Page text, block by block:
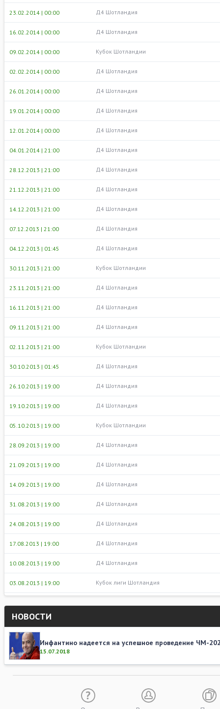
23.02.2014 | 00:00 Д4 Шотландия
16.02.2014 | 00:00 Д4 Шотландия
09.02.2014 | 00:00 Кубок Шотландии
02.02.2014 | 00:00 Д4 Шотландия
26.01.2014 | 00:00 Д4 Шотландия
19.01.2014 | 00:00 Д4 Шотландия
12.01.2014 | 00:00 Д4 Шотландия
04.01.2014 | 21:00 Д4 Шотландия
28.12.2013 | 21:00 Д4 Шотландия
21.12.2013 | 21:00 Д4 Шотландия
14.12.2013 | 21:00 Д4 Шотландия
07.12.2013 | 21:00 Д4 Шотландия
04.12.2013 | 01:45 Д4 Шотландия
30.11.2013 | 21:00 Кубок Шотландии
23.11.2013 | 21:00 Д4 Шотландия
16.11.2013 | 21:00 Д4 Шотландия
09.11.2013 | 21:00 Д4 Шотландия
02.11.2013 | 21:00 Кубок Шотландии
30.10.2013 | 01:45 Д4 Шотландия
26.10.2013 | 19:00 Д4 Шотландия
19.10.2013 | 19:00 Д4 Шотландия
05.10.2013 | 19:00 Кубок Шотландии
28.09.2013 | 19:00 Д4 Шотландия
21.09.2013 | 19:00 Д4 Шотландия
14.09.2013 | 19:00 Д4 Шотландия
31.08.2013 | 19:00 Д4 Шотландия
24.08.2013 | 19:00 Д4 Шотландия
17.08.2013 | 19:00 Д4 Шотландия
10.08.2013 | 19:00 Д4 Шотландия
03.08.2013 | 19:00 Кубок лиги Шотландия
НОВОСТИ
Инфантино надеется на успешное проведение ЧМ-
15.07.2018